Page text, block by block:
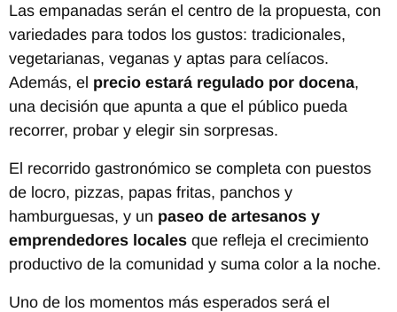
Las empanadas serán el centro de la propuesta, con
variedades para todos los gustos: tradicionales,
vegetarianas, veganas y aptas para celíacos.
Además, el precio estará regulado por docena,
una decisión que apunta a que el público pueda
recorrer, probar y elegir sin sorpresas.
El recorrido gastronómico se completa con puestos
de locro, pizzas, papas fritas, panchos y
hamburguesas, y un paseo de artesanos y
emprendedores locales que refleja el crecimiento
productivo de la comunidad y suma color a la noche.
Uno de los momentos más esperados será el